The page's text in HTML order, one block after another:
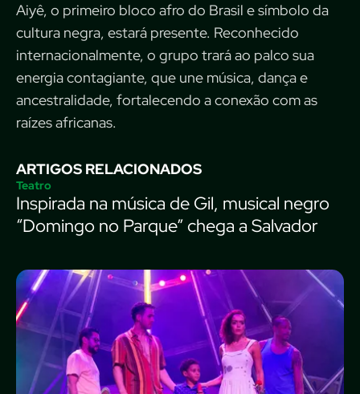
Aiyê, o primeiro bloco afro do Brasil e símbolo da
cultura negra, estará presente. Reconhecido
internacionalmente, o grupo trará ao palco sua
energia contagiante, que une música, dança e
ancestralidade, fortalecendo a conexão com as
raízes africanas.
ARTIGOS RELACIONADOS
Teatro
Inspirada na música de Gil, musical negro
“Domingo no Parque” chega a Salvador